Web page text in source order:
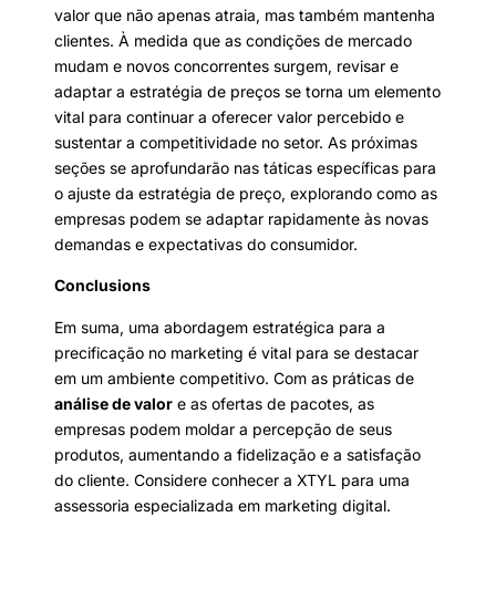
valor que não apenas atraia, mas também mantenha
clientes. À medida que as condições de mercado
mudam e novos concorrentes surgem, revisar e
adaptar a estratégia de preços se torna um elemento
vital para continuar a oferecer valor percebido e
sustentar a competitividade no setor. As próximas
seções se aprofundarão nas táticas específicas para
o ajuste da estratégia de preço, explorando como as
empresas podem se adaptar rapidamente às novas
demandas e expectativas do consumidor.
Conclusions
Em suma, uma abordagem estratégica para a
precificação no marketing é vital para se destacar
em um ambiente competitivo. Com as práticas de
análise de valor e as ofertas de pacotes, as
empresas podem moldar a percepção de seus
produtos, aumentando a fidelização e a satisfação
do cliente. Considere conhecer a XTYL para uma
assessoria especializada em marketing digital.